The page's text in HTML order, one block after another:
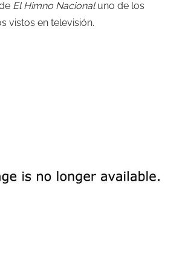
El Himno Nacionaluno de los
vistos en televisión.